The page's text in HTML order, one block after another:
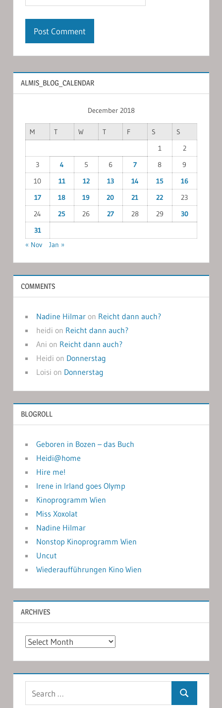
ALMIS_BLOG_CALENDAR
December 2018
M T W T F S
S
1
2
3
4 5 6 7 8
9
10
11 12 13 14 15
16
17
18 19 20 21 22
23
24
25 26 27 28 29
30
31
« Nov
Jan »
COMMENTS
Nadine Hilmaron Reicht dann auch?
heidi on Reicht dann auch?
Ani on Reicht dann auch?
Heidi on Donnerstag
Loisi on Donnerstag
BLOGROLL
Geboren in Bozen – das Buch
Heidi@home
Hire me!
Irene in Irland goes Olymp
Kinoprogramm Wien
Miss Xoxolat
Nadine Hilmar
Nonstop Kinoprogramm Wien
Uncut
Wiederaufführungen Kino Wien
ARCHIVES
Archives
Search